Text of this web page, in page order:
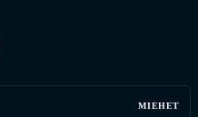
MIEHET